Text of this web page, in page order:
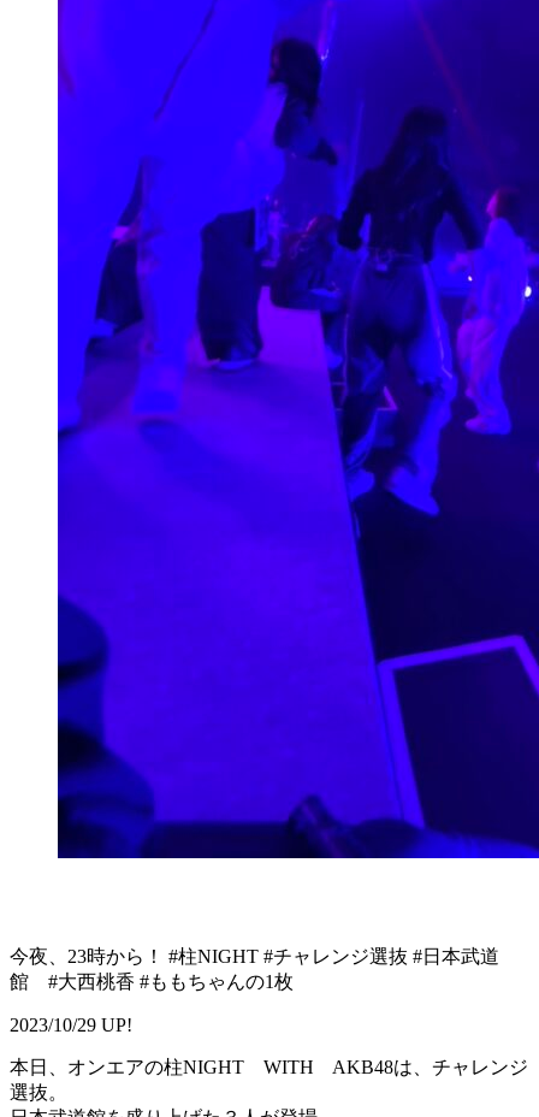
今夜、23時から！ #柱NIGHT #チャレンジ選抜 #日本武道
館 #大西桃香 #ももちゃんの1枚
2023/10/29 UP!
本日、オンエアの柱NIGHT WITH AKB48は、チャレンジ
選抜。